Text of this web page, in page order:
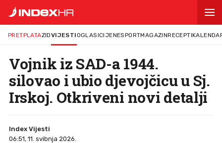
PRETPLATAZIDVIJESTIOGLASICIJENESPORTMAGAZINRECEPTI
Vojnik iz SAD-a 1944.
silovao i ubio djevojčicu u Sj.
Irskoj. Otkriveni novi detalji
Index Vijesti
06:51, 11. svibnja 2026.